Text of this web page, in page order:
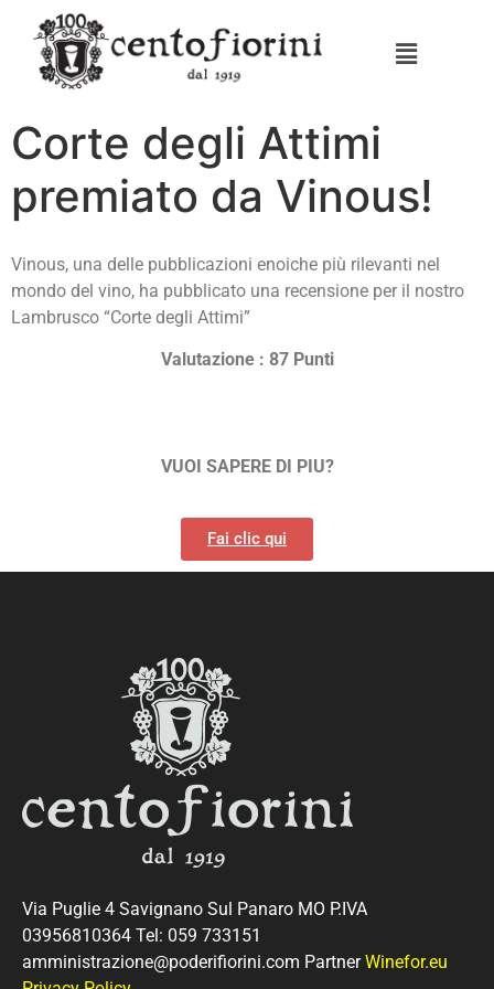
Corte degli Attimi
premiato da Vinous!
Vinous, una delle pubblicazioni enoiche più rilevanti nel
mondo del vino, ha pubblicato una recensione per il nostro
Lambrusco “Corte degli Attimi”
Valutazione : 87 Punti
VUOI SAPERE DI PIU?
Fai clic qui
Via Puglie 4 Savignano Sul Panaro MO P.IVA
03956810364 Tel: 059 733151
amministrazione@poderifiorini.com PartnerWinefor.eu